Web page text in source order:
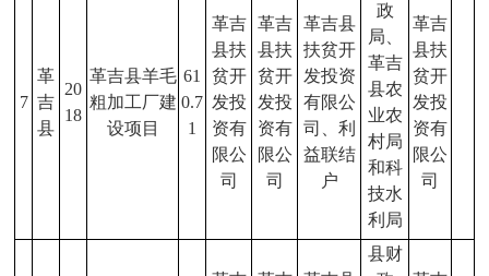
7
革
吉
县
20
18
革吉县羊毛
粗加工厂建
设项目
61
0.7
1
革吉
县扶
贫开
发投
资有
限公
司
革吉
县扶
贫开
发投
资有
限公
司
革吉县
扶贫开
发投资
有限公
司、利
益联结
户
政
局、
革吉
县农
业农
村局
和科
技水
利局
革吉
县扶
贫开
发投
资有
限公
司
县财